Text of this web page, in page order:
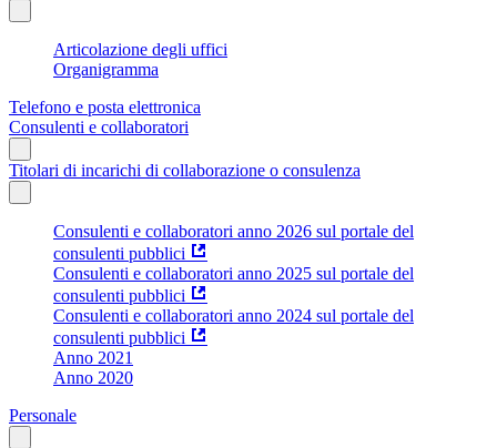
Articolazione degli uffici
Organigramma
Telefono e posta elettronica
Consulenti e collaboratori
Titolari di incarichi di collaborazione o consulenza
Consulenti e collaboratori anno 2026 sul portale del
consulenti pubblici
Consulenti e collaboratori anno 2025 sul portale del
consulenti pubblici
Consulenti e collaboratori anno 2024 sul portale del
consulenti pubblici
Anno 2021
Anno 2020
Personale